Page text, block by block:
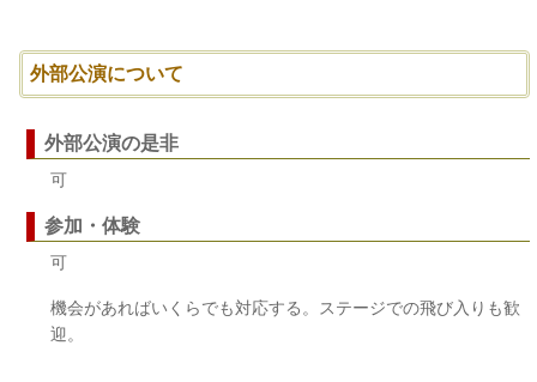
外部公演について
外部公演の是非
可
参加・体験
可
機会があればいくらでも対応する。ステージでの飛び入りも歓
迎。